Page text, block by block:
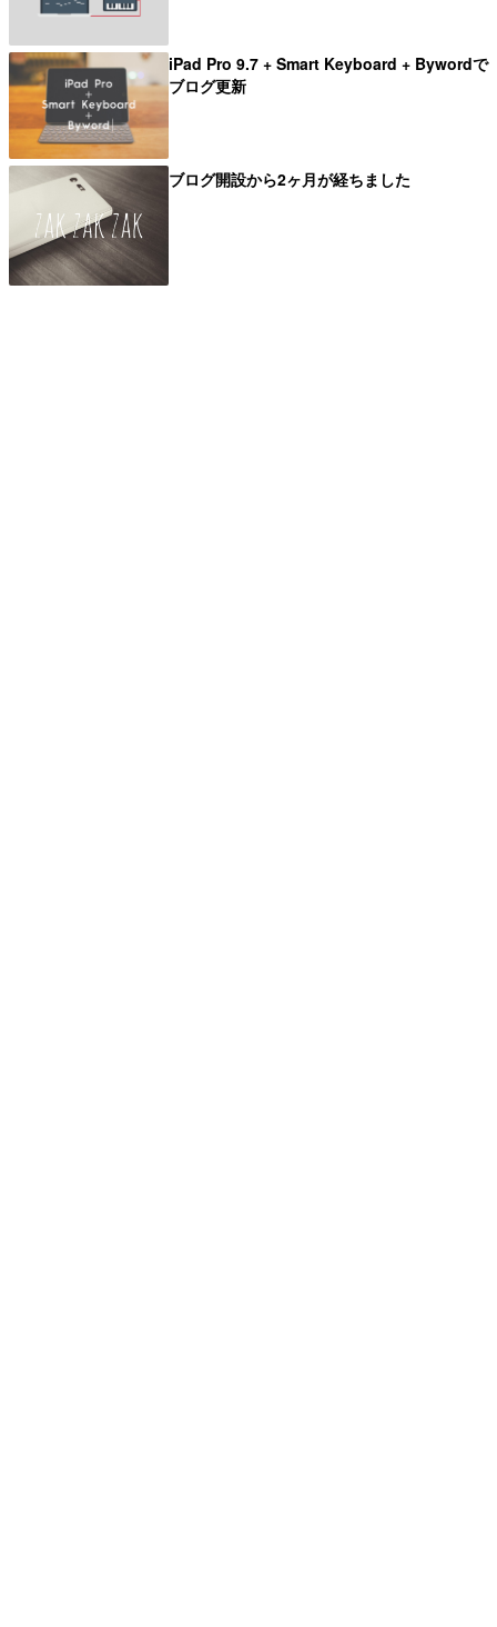
iPad Pro 9.7 + Smart Keyboard + Bywordで
ブログ更新
ブログ開設から2ヶ月が経ちました